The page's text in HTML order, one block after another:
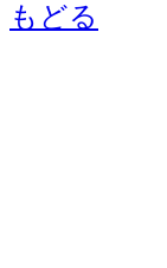
もどる